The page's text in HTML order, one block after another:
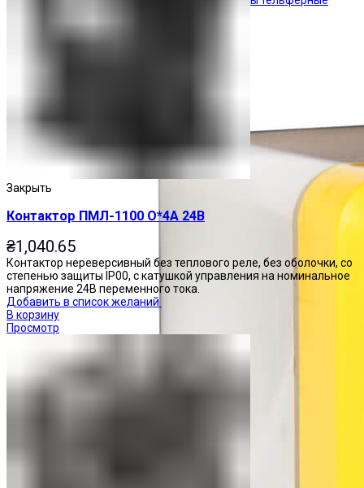
Закрыть
Контактор ПМЛ-1100 О*4А 24В
₴1,040.65
Контактор нереверсивный без теплового реле, без оболочки, со
степенью защиты IP00, с катушкой управления на номинальное
напряжение 24В переменного тока.
Добавить в список желаний
В корзину
Просмотр